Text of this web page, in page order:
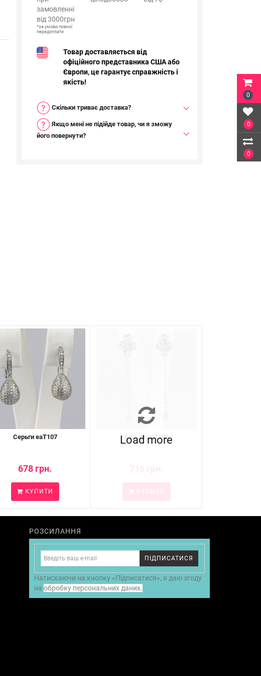
0
0
0
замовленні
від 3000грн
*за умови повної
передоплати
Товар доставляється від
офіційного представника США або
Європи, це гарантує справжність і
якість!
Скільки триває доставка?
Якщо мені не підійде товар, чи я зможу
його повернути?
Серьги eaT107
678 грн.
КУПИТИ
Серьги eaT106
Load more
РОЗСИЛАННЯ
ПІДПИСАТИСЯ
Натискаючи на кнопку «Підписатися», я даю згоду
на обробку персональних даних.